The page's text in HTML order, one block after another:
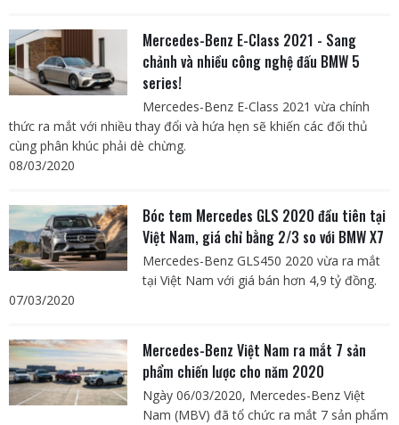
Mercedes-Benz E-Class 2021 - Sang
chảnh và nhiều công nghệ đấu BMW 5
series!
Mercedes-Benz E-Class 2021 vừa chính
thức ra mắt với nhiều thay đổi và hứa hẹn sẽ khiến các đối thủ
cùng phân khúc phải dè chừng.
08/03/2020
Bóc tem Mercedes GLS 2020 đầu tiên tại
Việt Nam, giá chỉ bằng 2/3 so với BMW X7
Mercedes-Benz GLS450 2020 vừa ra mắt
tại Việt Nam với giá bán hơn 4,9 tỷ đồng.
07/03/2020
Mercedes-Benz Việt Nam ra mắt 7 sản
phẩm chiến lược cho năm 2020
Ngày 06/03/2020, Mercedes-Benz Việt
Nam (MBV) đã tổ chức ra mắt 7 sản phẩm